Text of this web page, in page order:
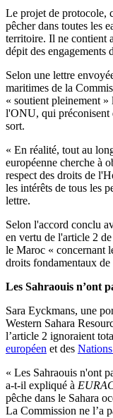
Le projet de protocole,
pêcher dans toutes les
territoire. Il ne contient
dépit des engagements
Selon une lettre
maritimes de la
« soutient pleinement »
l'ONU, qui préconisent
sort.
« En réalité, tout au
européenne cherche à
respect des droits de
les intérêts de tous les
lettre.
Selon l'accord conclu
en vertu de l'article 2
le Maroc « concernant
droits fondamentaux
Les Sahraouis n’ont
Sara Eyckmans, une
Western Sahara
l’article 2 ignoraient
européen et des
« Les Sahraouis n'ont
a-t-il expliqué à
pêche dans le Sahara
La Commission ne l’a